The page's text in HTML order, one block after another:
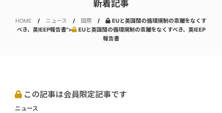
新着記事
HOME ニュース 国際
EUと英国間の循環規制の乖離をなくす
べき、英IEEP報告書">
EUと英国間の循環規制の乖離をなくすべき、英IEEP
報告書
この記事は会員限定記事です
ニュース